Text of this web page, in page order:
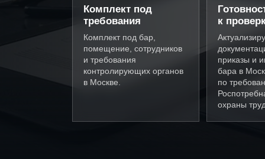
Комплект под
требования
Комплект под бар,
помещение, сотрудников
и требования
контролирующих органов
в Москве.
к
приказы и
бара в
по
охраны